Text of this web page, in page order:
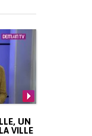
UN
VILLE